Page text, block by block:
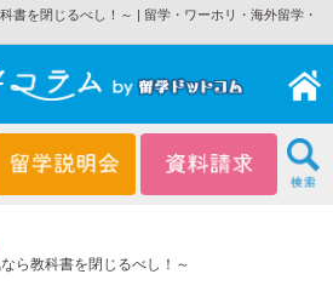
書を閉じるべし！～ | 留学・ワーホリ・海外留学・
ら教科書を閉じるべし！～